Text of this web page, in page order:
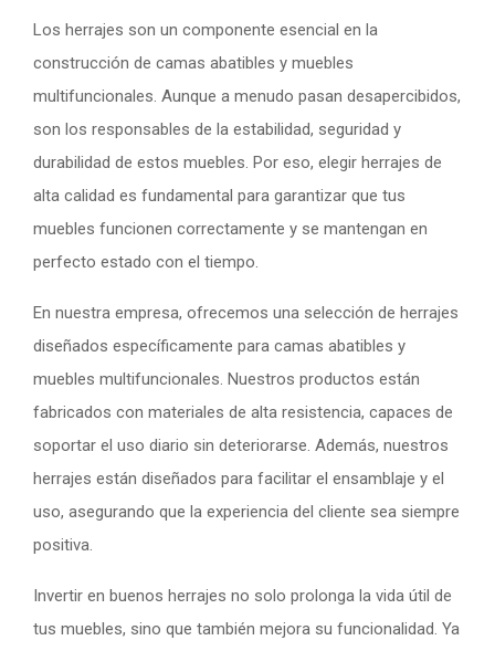
Los herrajes son un componente esencial en la
construcción de camas abatibles y muebles
multifuncionales. Aunque a menudo pasan desapercibidos,
son los responsables de la estabilidad, seguridad y
durabilidad de estos muebles. Por eso, elegir herrajes de
alta calidad es fundamental para garantizar que tus
muebles funcionen correctamente y se mantengan en
perfecto estado con el tiempo.
En nuestra empresa, ofrecemos una selección de herrajes
diseñados específicamente para camas abatibles y
muebles multifuncionales. Nuestros productos están
fabricados con materiales de alta resistencia, capaces de
soportar el uso diario sin deteriorarse. Además, nuestros
herrajes están diseñados para facilitar el ensamblaje y el
uso, asegurando que la experiencia del cliente sea siempre
positiva.
Invertir en buenos herrajes no solo prolonga la vida útil de
tus muebles, sino que también mejora su funcionalidad. Ya